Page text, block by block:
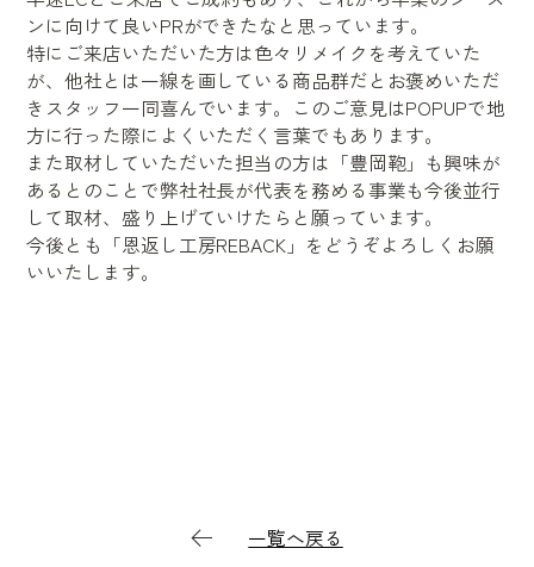
ンに向けて良いPRができたなと思っています。
特にご来店いただいた方は色々リメイクを考えていた
が、他社とは一線を画している商品群だとお褒めいただ
きスタッフ一同喜んでいます。このご意見はPOPUPで地
方に行った際によくいただく言葉でもあります。
また取材していただいた担当の方は「豊岡鞄」も興味が
あるとのことで弊社社長が代表を務める事業も今後並行
して取材、盛り上げていけたらと願っています。
今後とも「恩返し工房REBACK」をどうぞよろしくお願
いいたします。
一覧へ戻る